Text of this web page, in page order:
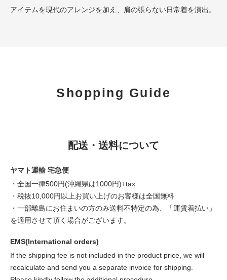
アイテムを現代のアレンジを加え、肩の張らない日常着を演出。
Shopping Guide
配送・送料について
ヤマト運輸 宅急便
・全国一律500円(沖縄県は1000円)+tax
・税抜10,000円以上お買い上げのお客様は全国無料
・一部離島にお住まいの方のみ送料不特定の為、「運賃着払い」
を適用させて頂く場合がございます。
EMS(International orders)
If the shipping fee is not included in the product price, we will
recalculate and send you a separate invoice for shipping.